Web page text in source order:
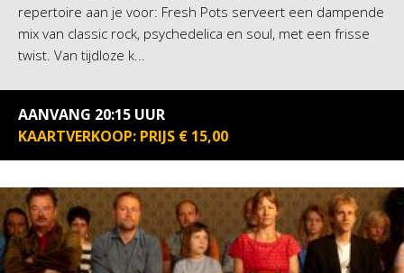
repertoire aan je voor: Fresh Pots serveert een dampende
mix van classic rock, psychedelica en soul, met een frisse
twist. Van tijdloze k...
AANVANG 20:15 UUR
KAARTVERKOOP: PRIJS € 15,00